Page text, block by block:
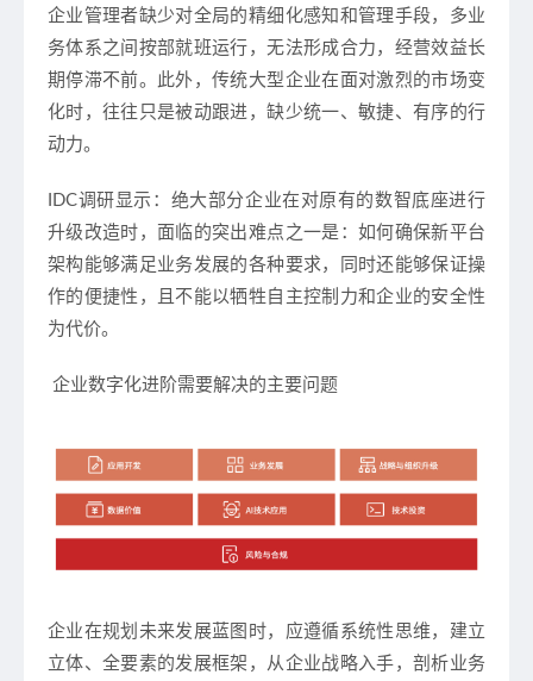
企业管理者缺少对全局的精细化感知和管理手段，多业
务体系之间按部就班运行，无法形成合力，经营效益长
期停滞不前。此外，传统大型企业在面对激烈的市场变
化时，往往只是被动跟进，缺少统一、敏捷、有序的行
动力。
IDC调研显示：绝大部分企业在对原有的数智底座进行
升级改造时，面临的突出难点之一是：如何确保新平台
架构能够满足业务发展的各种要求，同时还能够保证操
作的便捷性，且不能以牺牲自主控制力和企业的安全性
为代价。
企业数字化进阶需要解决的主要问题
企业在规划未来发展蓝图时，应遵循系统性思维，建立
立体、全要素的发展框架，从企业战略入手，剖析业务